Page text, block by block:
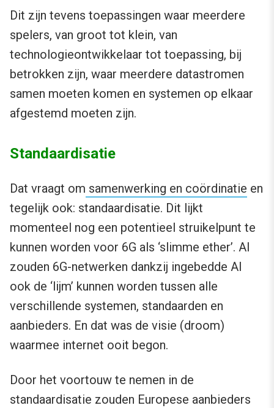
Dit zijn tevens toepassingen waar meerdere
spelers, van groot tot klein, van
technologieontwikkelaar tot toepassing, bij
betrokken zijn, waar meerdere datastromen
samen moeten komen en systemen op elkaar
afgestemd moeten zijn.
Standaardisatie
Dat vraagt om samenwerking en coördinatie en
tegelijk ook: standaardisatie. Dit lijkt
momenteel nog een potentieel struikelpunt te
kunnen worden voor 6G als ‘slimme ether’. Al
zouden 6G-netwerken dankzij ingebedde AI
ook de ‘lijm’ kunnen worden tussen alle
verschillende systemen, standaarden en
aanbieders. En dat was de visie (droom)
waarmee internet ooit begon.
Door het voortouw te nemen in de
standaardisatie zouden Europese aanbieders